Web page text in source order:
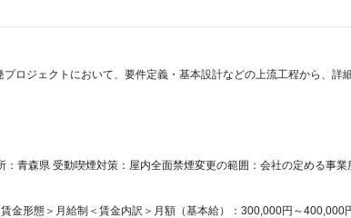
ロジェクトにおいて、要件定義・基本設計などの上流工程から、詳
：青森県 受動喫煙対策：屋内全面禁煙変更の範囲：会社の定める事業
金形態＞月給制＜賃金内訳＞月額（基本給）：300,000円～400,000